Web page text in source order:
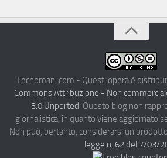
Tecnomani.com - Quest' opera è
Commons Attribuzione - Non
3.0 Unported. Questo blog non
giornalistica, in quanto viene aggiornato
Non può, pertanto, considerarsi un
legge n. 62 del 7/03/